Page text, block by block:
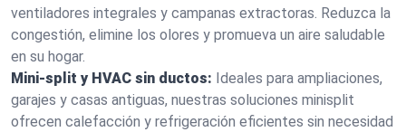
ventiladores integrales y campanas extractoras. Reduzca la
congestión, elimine los olores y promueva un aire saludable
en su hogar.
Mini-split y HVAC sin ductos: Ideales para ampliaciones,
garajes y casas antiguas, nuestras soluciones minisplit
ofrecen calefacción y refrigeración eficientes sin necesidad